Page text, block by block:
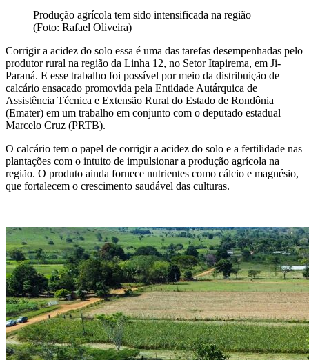
Produção agrícola tem sido intensificada na região
(Foto: Rafael Oliveira)
Corrigir a acidez do solo essa é uma das tarefas desempenhadas pelo
produtor rural na região da Linha 12, no Setor Itapirema, em Ji-
Paraná. E esse trabalho foi possível por meio da distribuição de
calcário ensacado promovida pela Entidade Autárquica de
Assistência Técnica e Extensão Rural do Estado de Rondônia
(Emater) em um trabalho em conjunto com o deputado estadual
Marcelo Cruz (PRTB).
O calcário tem o papel de corrigir a acidez do solo e a fertilidade nas
plantações com o intuito de impulsionar a produção agrícola na
região. O produto ainda fornece nutrientes como cálcio e magnésio,
que fortalecem o crescimento saudável das culturas.